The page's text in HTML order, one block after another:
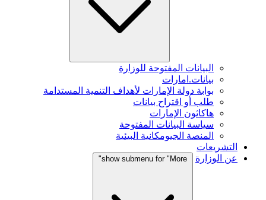
البيانات المفتوحة للوزارة
بيانات.امارات
بوابة دولة الإمارات لأهداف التنمية المستدامة
طلب أو اقتراح بيانات
هاكاثون الإمارات
سياسة البيانات المفتوحة
المنصة الجيومكانية البيئية
التشريعات
عن الوزارة
show submenu for "More"